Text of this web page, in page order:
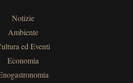
Notizie
Ambiente
ed Eventi
Economia